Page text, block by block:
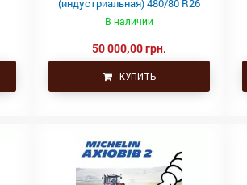
(индустриальная) 480/80 R26
167A8/167
В наличии
50 000,00 грн.
КУПИТЬ